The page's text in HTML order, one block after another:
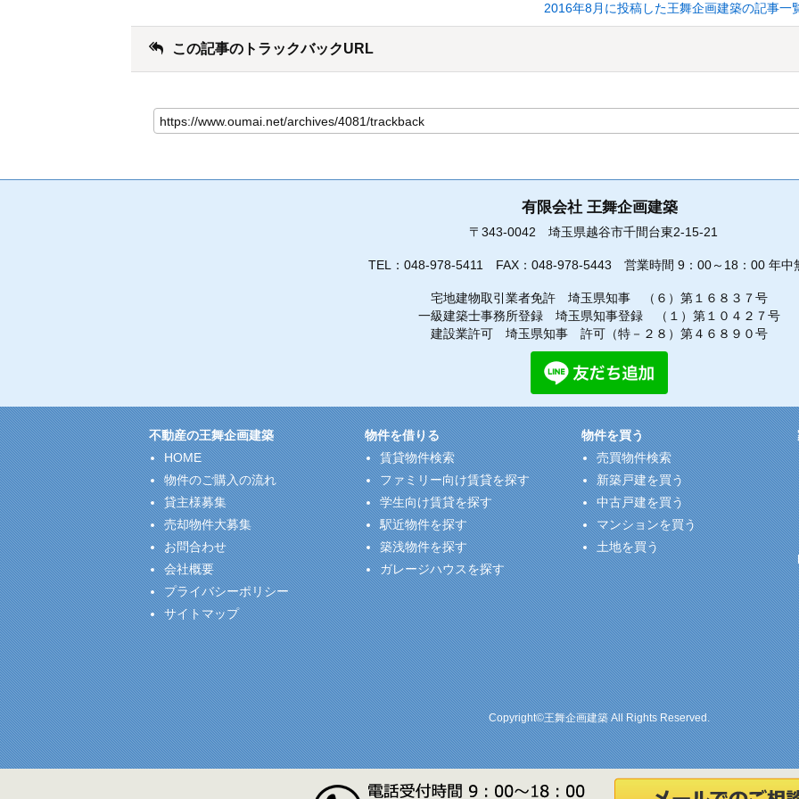
2016年8月に投稿した王舞企画建築の記事一
この記事のトラックバックURL
有限会社 王舞企画建築
〒343-0042 埼玉県越谷市千間台東2-15-21
TEL： 048-978-5411 FAX：048-978-5443 営業時間 9：00～18：00 年中
宅地建物取引業者免許 埼玉県知事 （６）第１６８３７号
一級建築士事務所登録 埼玉県知事登録 （１）第１０４２７号
建設業許可 埼玉県知事 許可（特－２８）第４６８９０号
不動産の王舞企画建築
HOME
物件のご購入の流れ
貸主様募集
売却物件大募集
お問合わせ
会社概要
プライバシーポリシー
サイトマップ
物件を借りる
賃貸物件検索
ファミリー向け賃貸を探す
学生向け賃貸を探す
駅近物件を探す
築浅物件を探す
ガレージハウスを探す
物件を買う
売買物件検索
新築戸建を買う
中古戸建を買う
マンションを買う
土地を買う
Copyright©王舞企画建築 All Rights Reserved.